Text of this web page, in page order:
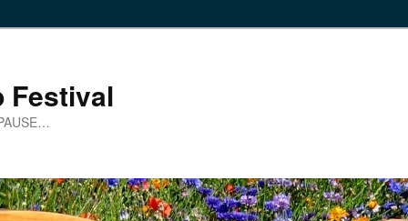
Festival